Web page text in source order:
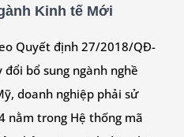
Kinh tế Mới
Quyết định 27/2018/QĐ-
đổi bổ sung ngành nghề
doanh nghiệp phải sử
nằm trong Hệ thống mã